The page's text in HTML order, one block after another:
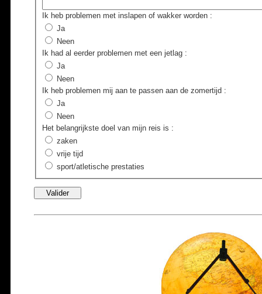
Ik heb problemen met inslapen of wakker worden:
Ja
Neen
Ik had al eerder problemen met een jetlag:
Ja
Neen
Ik heb problemen mij aan te passen aan de zomertijd :
Ja
Neen
Het belangrijkste doel van mijn reis is :
zaken
vrije tijd
sport/atletische prestaties
Valider